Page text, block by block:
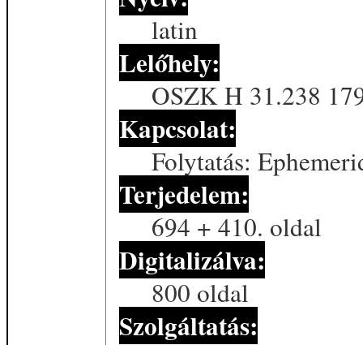
latin
Lelőhely:
OSZK H 31.238
Kapcsolat:
Folytatás:
Terjedelem:
694 + 410. oldal
Digitalizálva:
800 oldal
Szolgáltatás: